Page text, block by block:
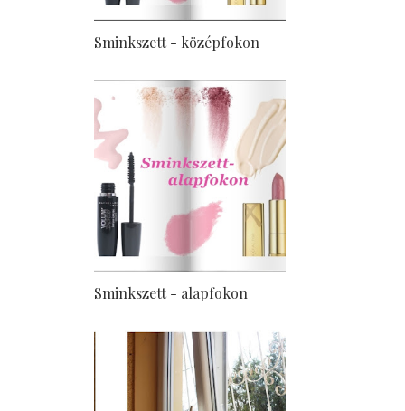
Sminkszett - középfokon
Sminkszett - alapfokon